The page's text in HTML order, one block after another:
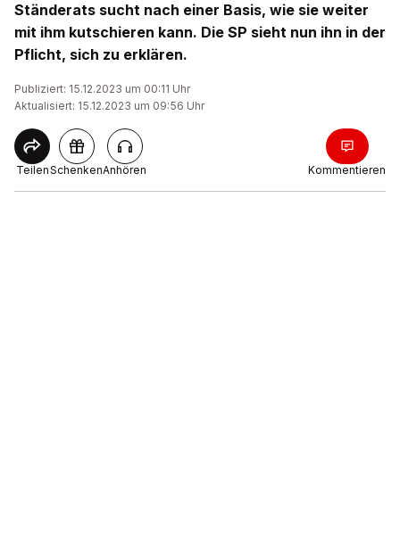
Ständerats sucht nach einer Basis, wie sie weiter
mit ihm kutschieren kann. Die SP sieht nun ihn in der
Pflicht, sich zu erklären.
Publiziert: 15.12.2023 um 00:11 Uhr
Aktualisiert: 15.12.2023 um 09:56 Uhr
TeilenSchenkenAnhören Kommentieren